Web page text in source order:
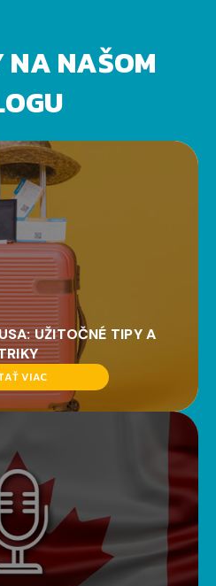
NAŠOM
UŽITOČNÉ TIPY A
VIAC